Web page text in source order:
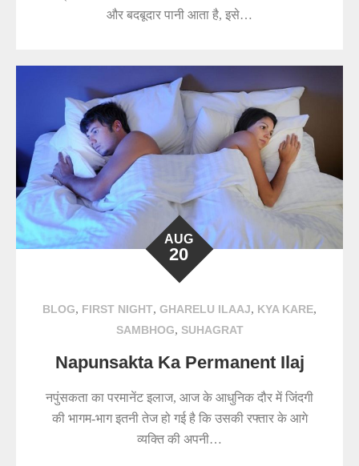
और बदबूदार पानी आता है, इसे…
AUG
20
BLOG, FIRST NIGHT, GHARELU ILAAJ, KYA KARE,
SAMBHOG, SUHAGRAT
Napunsakta Ka Permanent Ilaj
नपुंसकता का परमानेंट इलाज, आज के आधुनिक दौर में जिंदगी
की भागम-भाग इतनी तेज हो गई है कि उसकी रफ्तार के आगे
व्यक्ति की अपनी…